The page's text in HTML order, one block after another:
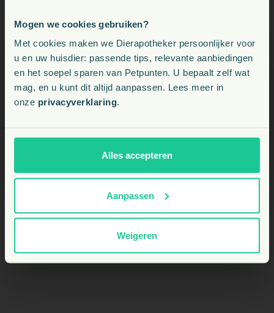
Mogen we cookies gebruiken?
Met cookies maken we Dierapotheker persoonlijker voor
u en uw huisdier: passende tips, relevante aanbiedingen
en het soepel sparen van Petpunten. U bepaalt zelf wat
mag, en u kunt dit altijd aanpassen. Lees meer in
onze privacyverklaring.
Alles accepteren
Aanpassen
Weigeren
Kies uw land: